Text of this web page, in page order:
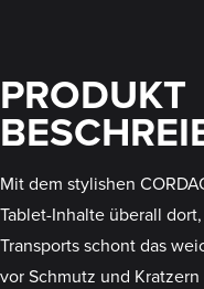
PRODUKT
Mit dem stylishen
Tablet-Inhalte überall
Transports schont das
vor Schmutz und